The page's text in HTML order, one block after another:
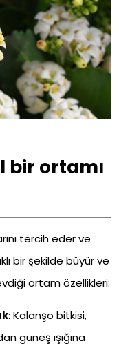
bir ortamı
tercih eder ve
bir şekilde büyür ve
ortam özellikleri:
: Kalanşo bitkisi,
güneş ışığına